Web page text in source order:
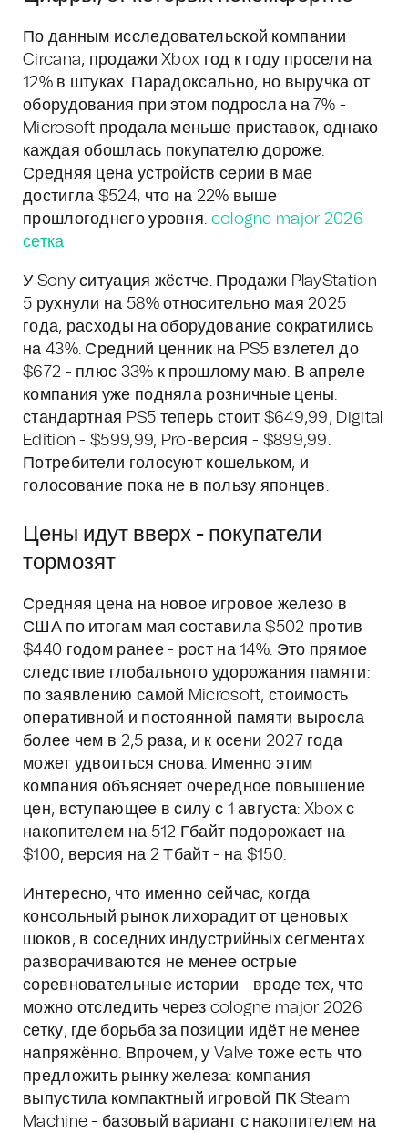
По данным исследовательской компании
Circana, продажи Xbox год к году просели на
12% в штуках. Парадоксально, но выручка от
оборудования при этом подросла на 7% -
Microsoft продала меньше приставок, однако
каждая обошлась покупателю дороже.
Средняя цена устройств серии в мае
достигла $524, что на 22% выше
прошлогоднего уровня. cologne major 2026
сетка
У Sony ситуация жёстче. Продажи PlayStation
5 рухнули на 58% относительно мая 2025
года, расходы на оборудование сократились
на 43%. Средний ценник на PS5 взлетел до
$672 - плюс 33% к прошлому маю. В апреле
компания уже подняла розничные цены:
стандартная PS5 теперь стоит $649,99, Digital
Edition - $599,99, Pro-версия - $899,99.
Потребители голосуют кошельком, и
голосование пока не в пользу японцев.
Цены идут вверх - покупатели
тормозят
Средняя цена на новое игровое железо в
США по итогам мая составила $502 против
$440 годом ранее - рост на 14%. Это прямое
следствие глобального удорожания памяти:
по заявлению самой Microsoft, стоимость
оперативной и постоянной памяти выросла
более чем в 2,5 раза, и к осени 2027 года
может удвоиться снова. Именно этим
компания объясняет очередное повышение
цен, вступающее в силу с 1 августа: Xbox с
накопителем на 512 Гбайт подорожает на
$100, версия на 2 Тбайт - на $150.
Интересно, что именно сейчас, когда
консольный рынок лихорадит от ценовых
шоков, в соседних индустрийных сегментах
разворачиваются не менее острые
соревновательные истории - вроде тех, что
можно отследить через cologne major 2026
сетку, где борьба за позиции идёт не менее
напряжённо. Впрочем, у Valve тоже есть что
предложить рынку железа: компания
выпустила компактный игровой ПК Steam
Machine - базовый вариант с накопителем на